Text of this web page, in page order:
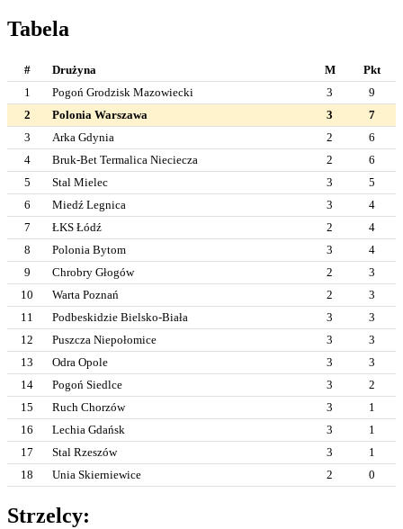
Tabela
# Drużyna M
Pkt
1
Pogoń Grodzisk Mazowiecki 3
9
2
Polonia Warszawa 3
7
3
Arka Gdynia 2
6
4
Bruk-Bet Termalica Nieciecza 2
6
5
Stal Mielec 3
5
6
Miedź Legnica 3
4
7
ŁKS Łódź 2
4
8
Polonia Bytom 3
4
9
Chrobry Głogów 2
3
10
Warta Poznań 2
3
11
Podbeskidzie Bielsko-Biała 3
3
12
Puszcza Niepołomice 3
3
13
Odra Opole 3
3
14
Pogoń Siedlce 3
2
15
Ruch Chorzów 3
1
16
Lechia Gdańsk 3
1
17
Stal Rzeszów 3
1
18
Unia Skierniewice 2 0
Strzelcy: